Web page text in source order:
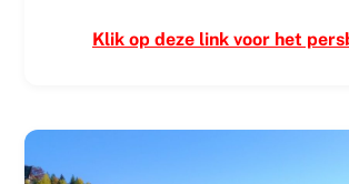
Klik op deze link voor het